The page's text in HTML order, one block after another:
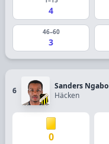
4
46–60
3
6
Sanders Ngabo
Häcken
0